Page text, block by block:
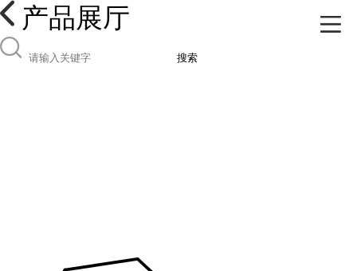
产品展厅
搜索